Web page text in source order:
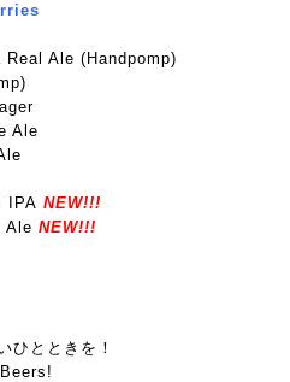
Ale (Handpomp)
Ale
IPA NEW!!!
Ale NEW!!!
ひとときを！